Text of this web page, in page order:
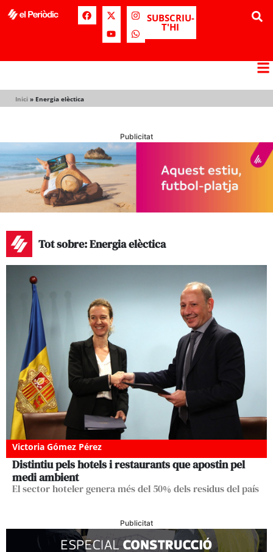
SUBSCRIU-
T'HI
Inici » Energia elèctica
Publicitat
Tot sobre: Energia elèctica
Victoria Gómez Pérez
Distintiu pels hotels i restaurants que apostin pel
medi ambient
El sector hoteler genera més del 50% dels residus del país
Publicitat